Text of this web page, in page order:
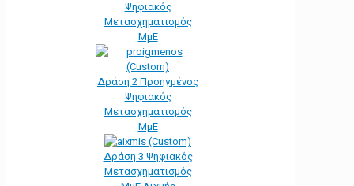
Ψηφιακός
Μετασχηματισμός
ΜμΕ
Δράση 2 Προηγμένος
Ψηφιακός
Μετασχηματισμός
ΜμΕ
Δράση 3 Ψηφιακός
Μετασχηματισμός